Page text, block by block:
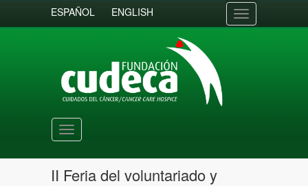
ESPAÑOL ENGLISH
Toggle
navigation
Toggle
navigation
II Feria del voluntariado y